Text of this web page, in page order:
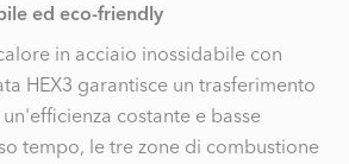
ed eco-friendly
in acciaio inossidabile con
HEX3 garantisce un trasferimento
costante e basse
tempo, le tre zone di combustione